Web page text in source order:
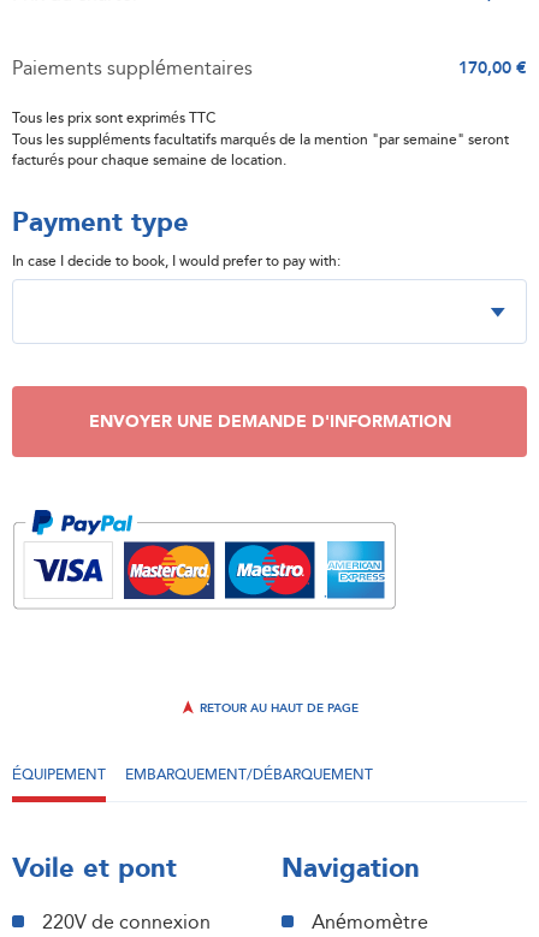
Paiements supplémentaires 170,00 €
Tous les prix sont exprimés TTC
Tous les suppléments facultatifs marqués de la mention "par semaine" seront
facturés pour chaque semaine de location.
Payment type
In case I decide to book, I would prefer to pay with:
ENVOYER UNE DEMANDE D'INFORMATION
RETOUR AU HAUT DE PAGE
ÉQUIPEMENT EMBARQUEMENT/DÉBARQUEMENT
Voile et pont
220V de connexion
Navigation
Anémomètre